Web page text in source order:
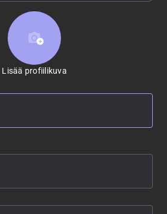
Lisää profiilikuva
Lisää profiilikuva